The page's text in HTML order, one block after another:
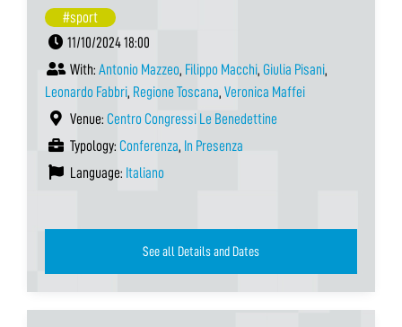
#sport
11/10/2024 18:00
With: Antonio Mazzeo, Filippo Macchi, Giulia Pisani,
Leonardo Fabbri, Regione Toscana, Veronica Maffei
Venue: Centro Congressi Le Benedettine
Typology: Conferenza, In Presenza
Language: Italiano
See all Details and Dates